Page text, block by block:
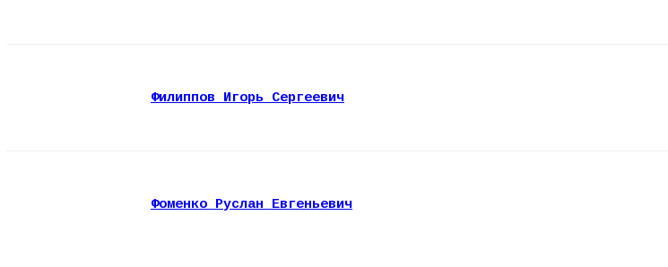
Филиппов Игорь Сергеевич
Фоменко Руслан Евгеньевич